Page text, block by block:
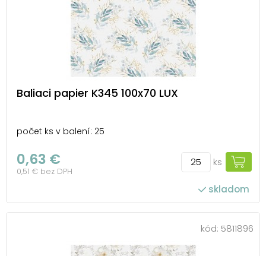
Baliaci papier K345 100x70 LUX
počet ks v balení: 25
0,63 €
0,51 € bez DPH
ks
skladom
kód: 5811896